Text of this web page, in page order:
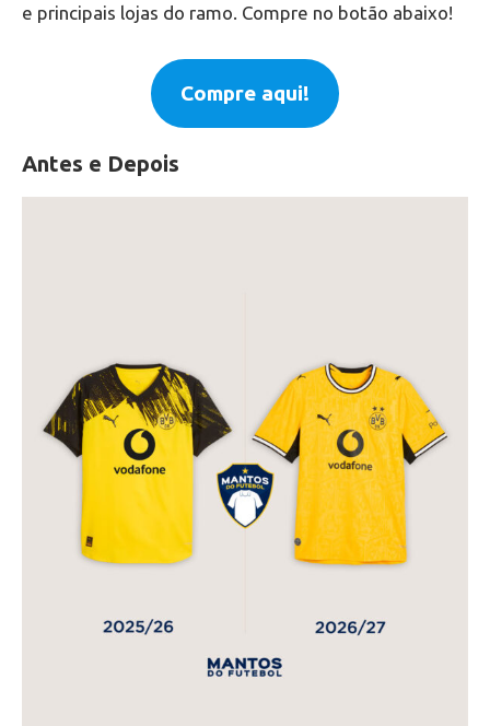
e principais lojas do ramo. Compre no botão abaixo!
Compre aqui!
Antes e Depois